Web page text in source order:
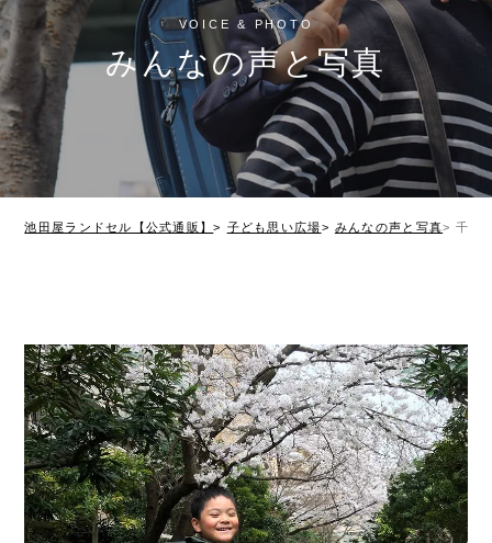
VOICE & PHOTO
みんなの声と写真
池田屋ランドセル【公式通販】 子ども思い広場 みんなの声と写真 千葉